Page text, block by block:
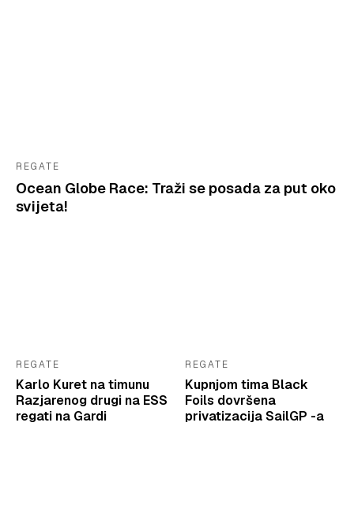
REGATE
Ocean Globe Race: Traži se posada za put oko
svijeta!
REGATE
Karlo Kuret na timunu
Razjarenog drugi na ESS
regati na Gardi
REGATE
Kupnjom tima Black
Foils dovršena
privatizacija SailGP -a